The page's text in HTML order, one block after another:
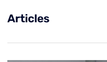
Articles